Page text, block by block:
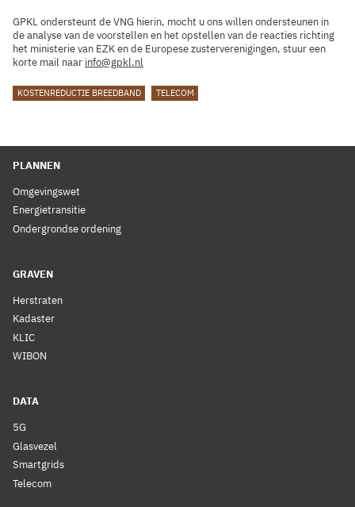
GPKL ondersteunt de VNG hierin, mocht u ons willen ondersteunen in
de analyse van de voorstellen en het opstellen van de reacties richting
het ministerie van EZK en de Europese zusterverenigingen, stuur een
korte mail naar info@gpkl.nl
TAGS
KOSTENREDUCTIE BREEDBAND TELECOM
PLANNEN
Omgevingswet
Energietransitie
Ondergrondse ordening
GRAVEN
Herstraten
Kadaster
KLIC
WIBON
DATA
5G
Glasvezel
Smartgrids
Telecom